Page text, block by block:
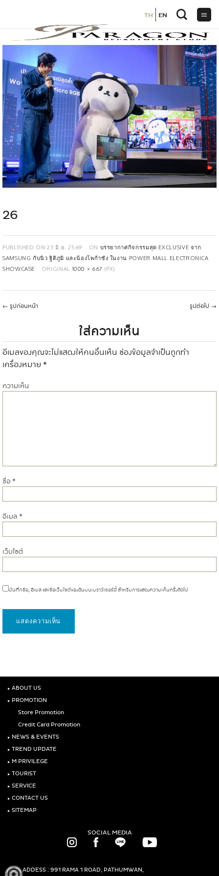
26
PUBLISHED ON 23 มิ.ย. 2569 ON บรรยากาศกิจกรรมสุด EXCLUSIVE จาก
SAMSUNG กับนิว ฐิติภูมิ และน้องโพก้าซัง ในงาน POWER MALL ELECTRONICA
SHOWCASE
ORIGINAL 1000 × 667 (PX)
← รูปก่อนหน้า รูปต่อไป →
ใส่ความเห็น
อีเมลของคุณจะไม่แสดงให้คนอื่นเห็น ช่องข้อมูลจำเป็นถูกทำ
เครื่องหมาย *
ความเห็น
ชื่อ *
อีเมล *
เว็บไซต์
บันทึกชื่อ, อีเมล และชื่อเว็บไซต์ของฉันบนเบราว์เซอร์นี้ สำหรับการแสดงความเห็นครั้งถัดไป
‣ ABOUT US
‣ PROMOTION
Store Promotion
Credit Card Promotion
‣ NEWS & EVENTS
‣ TREND UPDATE
‣ M PRIVILEGE
‣ TOURIST
‣ SERVICE
‣ CONTACT US
‣ SITEMAP
SOCIAL MEDIA
ADDESS : 991 RAMA 1 ROAD, PATHUMWAN,
TH EN
TH EN